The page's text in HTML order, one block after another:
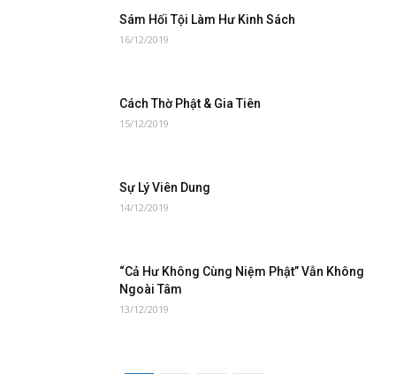
Sám Hối Tội Làm Hư Kinh Sách
16/12/2019
Cách Thờ Phật & Gia Tiên
15/12/2019
Sự Lý Viên Dung
14/12/2019
“Cả Hư Không Cùng Niệm Phật” Vẫn Không
Ngoài Tâm
13/12/2019